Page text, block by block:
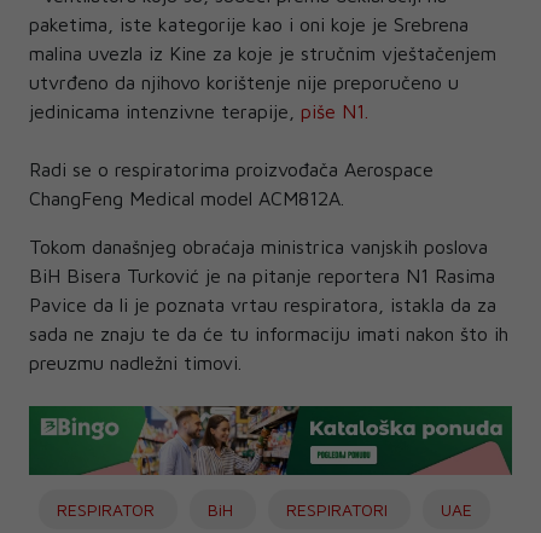
paketima, iste kategorije kao i oni koje je Srebrena
malina uvezla iz Kine za koje je stručnim vještačenjem
utvrđeno da njihovo korištenje nije preporučeno u
jedinicama intenzivne terapije, piše N1.
Radi se o respiratorima proizvođača Aerospace
ChangFeng Medical model ACM812A.
Tokom današnjeg obraćaja ministrica vanjskih poslova
BiH Bisera Turković je na pitanje reportera N1 Rasima
Pavice da li je poznata vrtau respiratora, istakla da za
sada ne znaju te da će tu informaciju imati nakon što ih
preuzmu nadležni timovi.
RESPIRATOR BiH RESPIRATORI UAE